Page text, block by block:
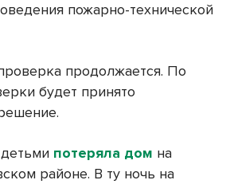
пожарно-технической
продолжается. По
будет принято
потеряла дом на
районе. В ту ночь на